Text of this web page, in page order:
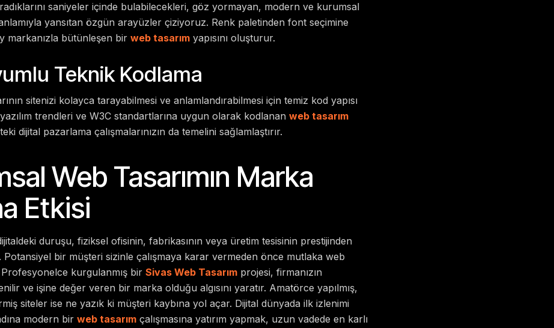
saniyeler içinde bulabilecekleri, göz yormayan, modern ve kurumsal
yansıtan özgün arayüzler çiziyoruz. Renk paletinden font seçimine
markanızla bütünleşen bir web tasarımyapısını oluşturur.
Teknik Kodlama
sitenizi kolayca tarayabilmesi ve anlamlandırabilmesi için temiz kod yapısı
trendleri ve W3C standartlarına uygun olarak kodlanan web tasarım
dijital pazarlama çalışmalarınızın da temelini sağlamlaştırır.
Web Tasarımın Marka
Etkisi
duruşu, fiziksel ofisinin, fabrikasının veya üretim tesisinin prestijinden
Potansiyel bir müşteri sizinle çalışmaya karar vermeden önce mutlaka web
kurgulanmış bir Sivas Web Tasarımprojesi, firmanızın
ve işine değer veren bir marka olduğu algısını yaratır. Amatörce yapılmış,
siteler ise ne yazık ki müşteri kaybına yol açar. Dijital dünyada ilk izlenimi
modern bir web tasarımçalışmasına yatırım yapmak, uzun vadede en karlı